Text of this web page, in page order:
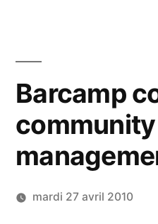
Barcamp
community
mardi 27 avril 2010